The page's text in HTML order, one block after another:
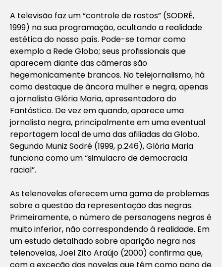
A televisão faz um “controle de rostos” (SODRÉ,
1999) na sua programação, ocultando a realidade
estética do nosso país. Pode-se tomar como
exemplo a Rede Globo; seus profissionais que
aparecem diante das câmeras são
hegemonicamente brancos. No telejornalismo, há
como destaque de âncora mulher e negra, apenas
a jornalista Glória Maria, apresentadora do
Fantástico. De vez em quando, aparece uma
jornalista negra, principalmente em uma eventual
reportagem local de uma das afiliadas da Globo.
Segundo Muniz Sodré (1999, p.246), Glória Maria
funciona como um “simulacro de democracia
racial”.
As telenovelas oferecem uma gama de problemas
sobre a questão da representação das negras.
Primeiramente, o número de personagens negras é
muito inferior, não correspondendo à realidade. Em
um estudo detalhado sobre aparição negra nas
telenovelas, Joel Zito Araújo (2000) confirma que,
com a exceção das novelas que têm como pano de